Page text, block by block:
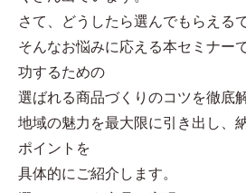
さて、どうしたら選んでもらえる
そんなお悩みに応える本セミナー
功するための
選ばれる商品づくりのコツを徹底解
地域の魅力を最大限に引き出し、
ポイントを
具体的にご紹介します。